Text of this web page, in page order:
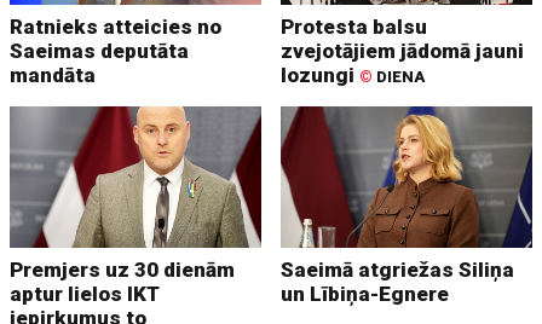
Ratnieks atteicies no
Saeimas deputāta
mandāta
Protesta balsu
zvejotājiem jādomā jauni
lozungi © DIENA
Premjers uz 30 dienām
aptur lielos IKT
iepirkumus to
Saeimā atgriežas Siliņa
un Lībiņa-Egnere